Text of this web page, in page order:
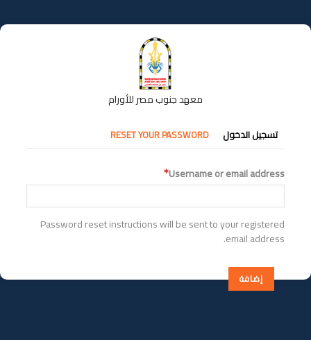
إلى
المحتوى
معهد جنوب مصر للأورام
التبويبات
الأساسية
تسجيل الدخول RESET YOUR PASSWORD
Username or email address
Password reset instructions will be sent to your registered
email address.